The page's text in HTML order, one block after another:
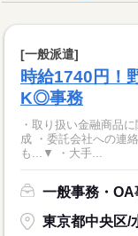
[一般派遣]
時給1740円！
K◎事務
・取り扱い金融商品
成 ・委託会社への連絡（メールが
も...▼ ・大手...
一般事務・OA
東京都中央区/